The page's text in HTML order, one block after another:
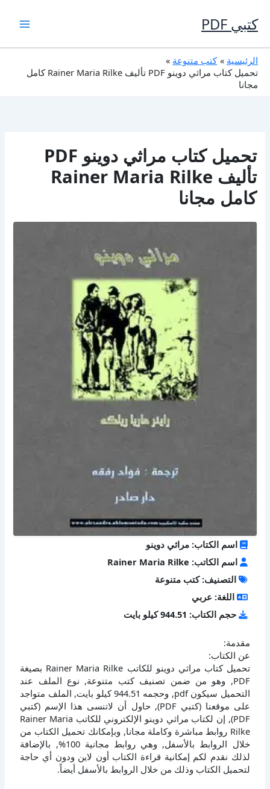
إلى
المحتوى
كتبي PDF
الرئيسية
كتب متنوعة
تحميل كتاب مراثي دوينو PDF تأليف Rainer Maria Rilke كامل
مجانا
تحميل كتاب مراثي دوينو PDF
تأليف Rainer Maria Rilke
كامل مجانا
اسم الكتاب: مراثي دوينو
اسم الكاتب: Rainer Maria Rilke
التصنيف: كتب متنوعة
اللغة: عربي
حجم الكتاب: 944.51 كيلو بايت
مقدمة:
عن الكتاب:
تحميل كتاب مراثي دوينو للكاتب Rainer Maria Rilke بصيغة
PDF, وهو من ضمن تصنيف كتب متنوعة, نوع الملف عند
التحميل سيكون pdf, وحجمه 944.51 كيلو بايت, الملف متواجد
على موقعنا (كتبي PDF), حاول أن لاتنسى هذا الإسم (كتبي
PDF), إن لكتاب مراثي دوينو الإلكتروني للكاتب Rainer Maria
Rilke روابط مباشرة وكاملة مجانا, وبإمكانك تحميل الكتاب من
خلال الروابط بالأسفل, وهي روابط مجانية 100%, بالإضافة
لذلك نقدم لكم إمكانية قراءة الكتاب أون لاين ودون أي حاجة
لتحميل الكتاب وذلك من خلال الروابط بالأسفل أيضاً.